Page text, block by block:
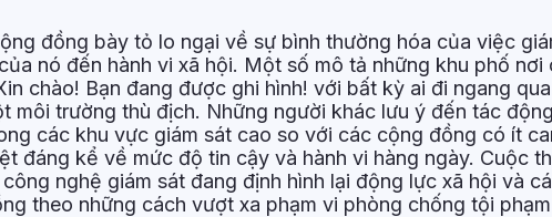
đồng bày tỏ lo ngại về sự bình thường hóa của việc
nó đến hành vi xã hội. Một số mô tả những khu phố nơi
chào! Bạn đang được ghi hình! với bất kỳ ai đi ngang
môi trường thù địch. Những người khác lưu ý đến tác
các khu vực giám sát cao so với các cộng đồng có ít
đáng kể về mức độ tin cậy và hành vi hàng ngày. Cuộc
nghệ giám sát đang định hình lại động lực xã hội và
theo những cách vượt xa phạm vi phòng chống tội